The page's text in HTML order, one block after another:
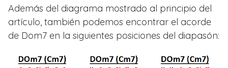
Además del diagrama mostrado al principio del
artículo, también podemos encontrar el acorde
de Dom7 en la siguientes posiciones del diapasón: